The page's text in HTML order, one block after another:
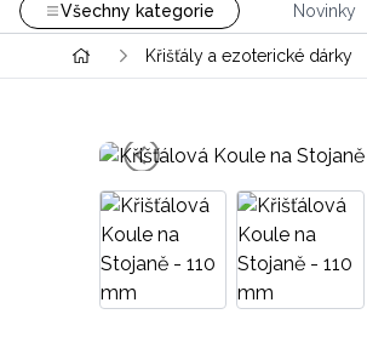
Všechny kategorie Novinky
Křišťály a ezoterické dárky